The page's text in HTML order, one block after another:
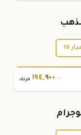
18
١٩٤,٩٠٠.٠٠ فرنك